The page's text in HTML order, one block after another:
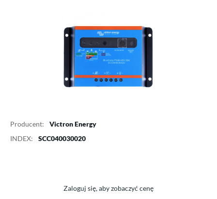
Producent:
Victron Energy
INDEX:
SCC040030020
Zaloguj się, aby zobaczyć cenę